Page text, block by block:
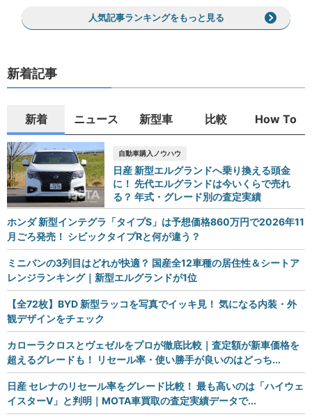
人気記事ランキングをもっと見る
新着記事
新着 ニュース 新型車 比較 How To
自動車購入ノウハウ
日産 新型エルグランドへ乗り換える頭金
に！ 先代エルグランドは今いくらで売れ
る？ 年式・グレード別の査定実績
ホンダ 新型インテグラ「タイプS」は予想価格860万円で2026年11
月ごろ発売！ シビックタイプRと何が違う？
ミニバンの3列目はどれが快適？ 国産全12車種の居住性＆シートア
レンジランキング｜新型エルグランドが1位
【全72枚】BYD 新型ラッコを写真でイッキ見！ 気になる内装・外
観デザインをチェック
カローラクロスとヴェゼルをプロが徹底比較｜査定額が新車価格を
超えるグレードも！ リセール率・使い勝手が良いのはどっち...
日産 セレナのリセール率をグレード比較！ 最も高いのは「ハイウェ
イスターV」と判明｜MOTA車買取の査定実績データで...